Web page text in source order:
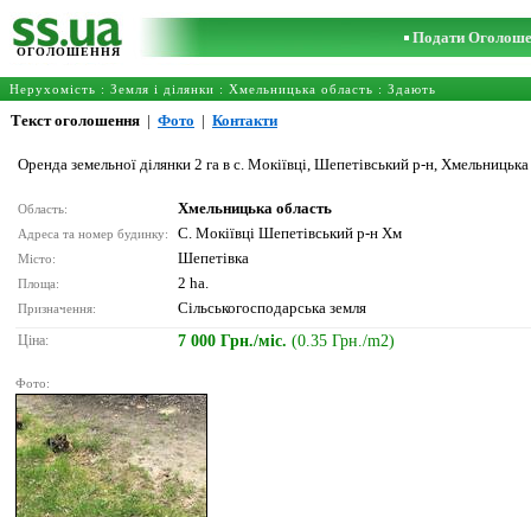
ОГОЛОШЕННЯ
Подати
Нерухомість : Земля і ділянки : Хмельницька область : Здають
Текст оголошення | Фото | Контакти
Оренда земельної ділянки 2 га в с. Мокіївці, Шепетівський р-н,
Область: Хмельницька область
Адреса та номер будинку: С. Мокіївці Шепетівський р-н Хм
Місто: Шепетівка
Площа: 2 ha.
Призначення: Сільськогосподарська земля
Ціна: 7 000 Грн./міс. (0.35 Грн./m2)
Фото: